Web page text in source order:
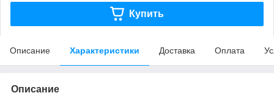
Купить
Описание Характеристики Доставка Оплата
Описание